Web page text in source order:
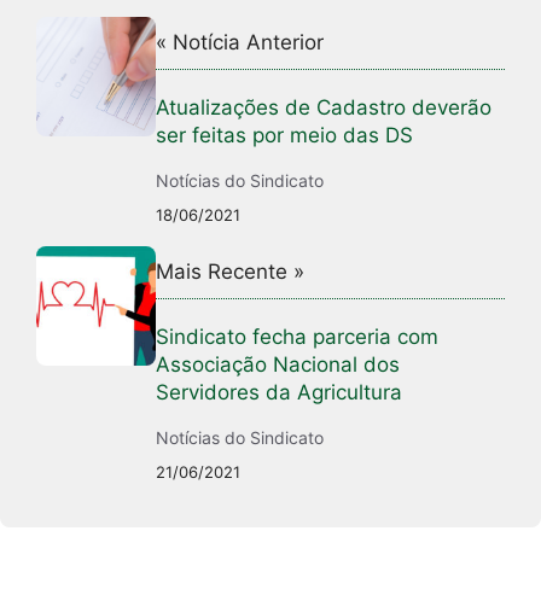
« Notícia Anterior
Atualizações de Cadastro deverão
ser feitas por meio das DS
Notícias do Sindicato
18/06/2021
Mais Recente »
Sindicato fecha parceria com
Associação Nacional dos
Servidores da Agricultura
Notícias do Sindicato
21/06/2021